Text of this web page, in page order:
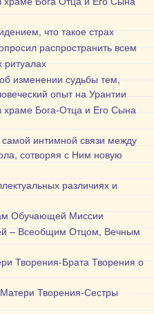
что такое страх
распространить всем
ритуалах
изменении судьбы тем,
опыт на Урантии
Бога-Отца и Его Сына
интимной связи между
сотворяя с Ним новую
различиях и
Обучающей Миссии
– Всеобщим Отцом, Вечным
Творения-Брата Творения о
Творения-Сестры